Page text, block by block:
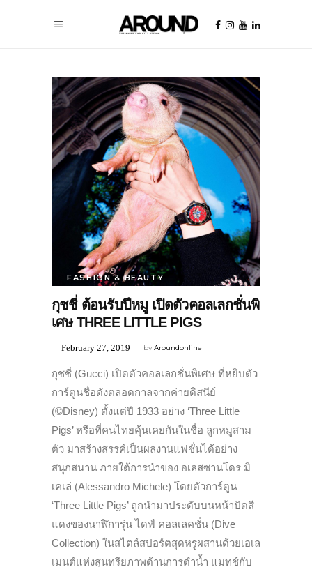
FASHION & BEAUTY
กุชชี่ ต้อนรับปีหมู เปิดตัวคอลเลกชั่นพิ
เศษ THREE LITTLE PIGS
byAroundonline
February 27, 2019
กุชชี่ (Gucci) เปิดตัวคอลเลกชั่นพิเศษ ที่หยิบตัว
การ์ตูนชื่อดังตลอดกาลจากค่ายดิสนีย์
(©Disney) ตั้งแต่ปี 1933 อย่าง ‘Three Little
Pigs’ หรือที่คนไทยคุ้นเคยกันในชื่อ ลูกหมูสาม
ตัว มาสร้างสรรค์เป็นผลงานแฟชั่นได้อย่าง
สนุกสนาน ภายใต้การนำของ อเลสซานโดร มิ
เคเล่ (Alessandro Michele) โดยตัวการ์ตูน
‘Three Little Pigs’ ถูกนำมาประดับบนหน้าปัดสี
แดงของนาฬิการุ่น ไดฟ์ คอลเลคชั่น (Dive
Collection) ในสไตล์สปอร์ตสุดหรูผสานด้วยเอเล
เมนต์แห่งสุนทรียภาพด้านการดำน้ำ แมทช์กับ